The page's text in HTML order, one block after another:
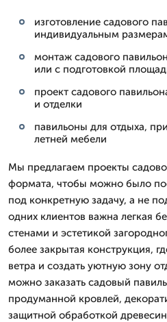
изготовление садового
индивидуальным
монтаж садового
или с подготовкой
проект садового
и отделки
павильоны для отдыха,
летней мебели
Мы предлагаем проекты
формата, чтобы можно было
под конкретную задачу, а не
одних клиентов важна легкая
стенами и эстетикой
более закрытая конструкция,
ветра и создать уютную зону
можно заказать садовый
продуманной кровлей,
защитной обработкой